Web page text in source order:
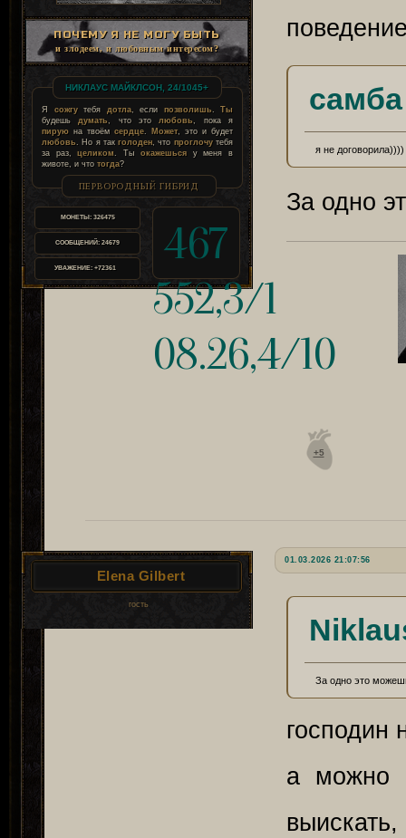
ПОЧЕМУ Я НЕ МОГУ БЫТЬ
и злодеем, и любовным интересом?
НИКЛАУС МАЙКЛСОН, 24/1045+
Я сожгутебя дотла, если позволишь. Ты
будешьдумать, что этолюбовь, пока я
пирую на твоём сердце. Может, это и будет
любовь. Но я такголоден, что проглочутебя
за раз,целиком. Ты окажешьсяу меня в
животе, и что тогда?
ПЕРВОРОДНЫЙ ГИБРИД
МОНЕТЫ:326475
СООБЩЕНИЙ: 24679
УВАЖЕНИЕ: +72361
467
552,3/1
08.26,4/10
я не договорила))))
За одно
+5
01.03.2026 21:07:56
Elena Gilbert
гость
За одно это
господин
а можно